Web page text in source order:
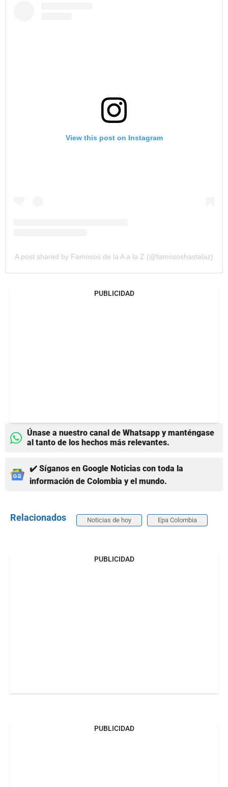
View this post on Instagram
A post shared by Famosos de la A a la Z (@famososhastalaz)
PUBLICIDAD
Únase a nuestro canal de Whatsapp y manténgase
al tanto de los hechos más relevantes.
✔️ Síganos en Google Noticias con toda la
información de Colombia y el mundo.
Relacionados Noticias de hoy Epa Colombia
PUBLICIDAD
PUBLICIDAD